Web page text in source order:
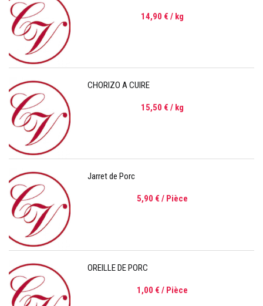
14,90 € / kg
CHORIZO A CUIRE
15,50 € / kg
Jarret de Porc
5,90 € / Pièce
OREILLE DE PORC
1,00 € / Pièce